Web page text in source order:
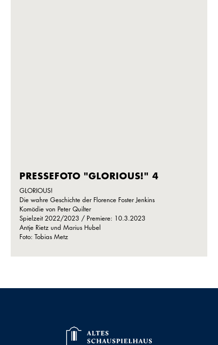
PRESSEFOTO "GLORIOUS!" 4
GLORIOUS!
Die wahre Geschichte der Florence Foster Jenkins
Komödie von Peter Quilter
Spielzeit 2022/2023 / Premiere: 10.3.2023
Antje Rietz und Marius Hubel
Foto: Tobias Metz